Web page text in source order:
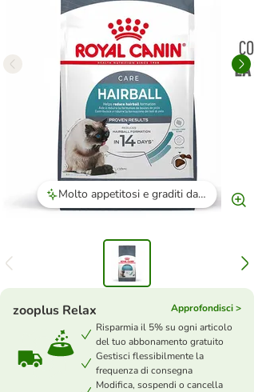
Molto appetitosi e graditi dai gatti, anche quelli più esigenti.
zooplus Relax
Approfondisci >
Risparmia il 5% su ogni articolo
del tuo abbonamento gratuito
Gestisci flessibilmente la
frequenza di consegna
Modifica, sospendi o cancella